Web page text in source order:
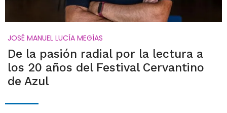
JOSÉ MANUEL LUCÍA MEGÍAS
De la pasión radial por la lectura a
los 20 años del Festival Cervantino
de Azul